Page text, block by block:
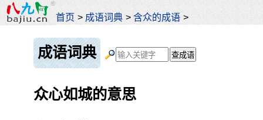
首页 > 成语词典 >含众的成语 >
成语词典
众心如城的意思